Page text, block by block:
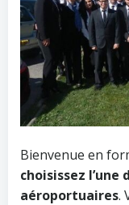
Bienvenue en
choisissez
aéroportuaires.